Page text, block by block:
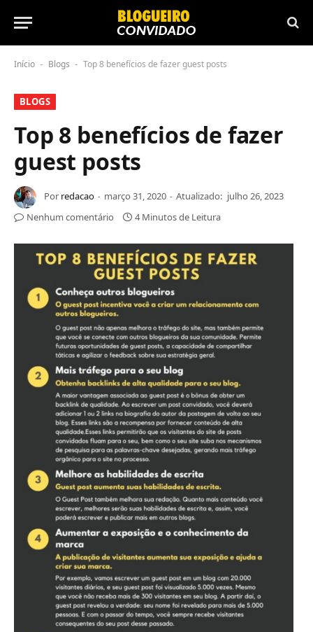
Início - Blogs - Top 8 benefícios de fazer guest posts
BLOGS
Top 8 benefícios de fazer
guest posts
Por redacao março 31, 2020 Atualizado: julho 26, 2023
Nenhum comentário
4 Minutos de Leitura